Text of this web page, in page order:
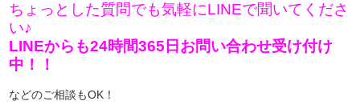
ちょっとした質問でも気軽にLINEで聞いてくださ
い♪
LINEからも24時間365日お問い合わせ受け付け
中！！
などのご相談もOK！